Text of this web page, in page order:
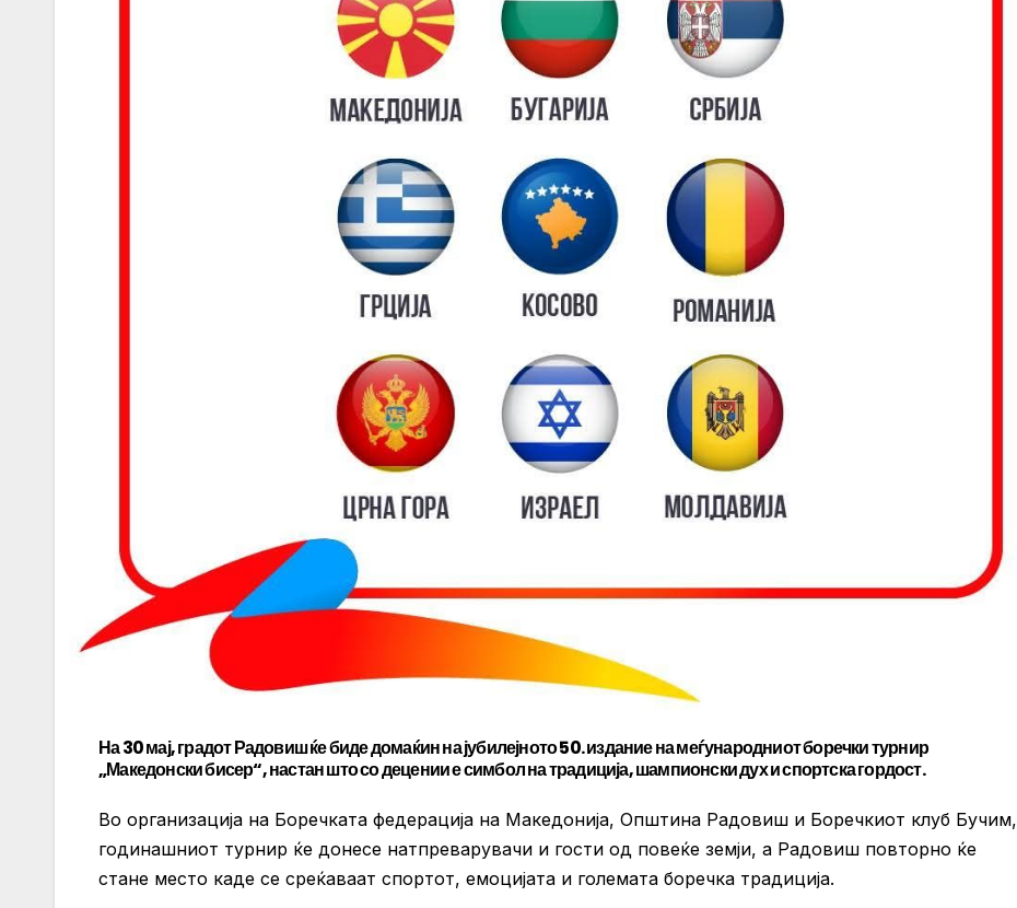
На 30 мај, градот Радовиш ќе биде домаќин на јубилејното 50. издание на меѓународниот боречки турнир
„Македонски бисер“, настан што со децении е симбол на традиција, шампионски дух и спортска гордост.
Во организација на Боречката федерација на Македонија, Општина Радовиш и Боречкиот клуб Бучим,
годинашниот турнир ќе донесе натпреварувачи и гости од повеќе земји, а Радовиш повторно ќе
стане место каде се среќаваат спортот, емоцијата и големата боречка традиција.